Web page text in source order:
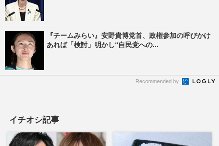
『チームみらい』安野貴博党首、政権参加の呼びかけ
あれば「検討」明かし“自民党への...
Recommended by
イチオシ記事